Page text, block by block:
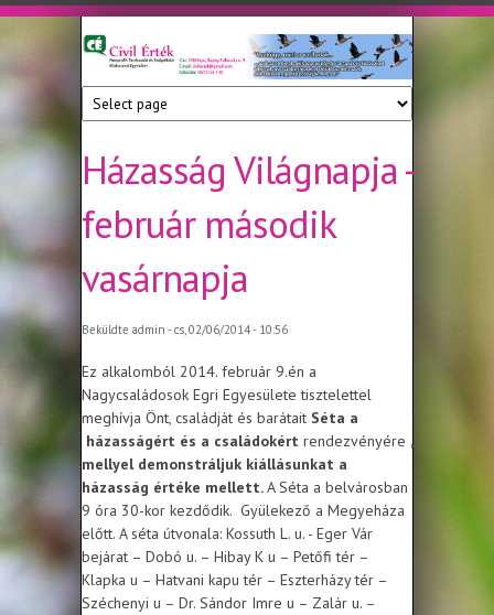
Ugrás a tartalomra
Civil
Érték
Nonprofit
Tanácsadó
és
Közhasznú
Házasság Világnapja -
február második
vasárnapja
Beküldte admin - cs, 02/06/2014 - 10:56
Ez alkalomból 2014. február 9.én a
Nagycsaládosok Egri Egyesülete tisztelettel
meghívja Önt, családját és barátait Séta a
házasságért és a családokért rendezvényére ,
mellyel demonstráljuk kiállásunkat a
házasság értéke mellett.A Séta a belvárosban
9 óra 30-kor kezdődik. Gyülekező a Megyeháza
előtt. A séta útvonala: Kossuth L. u. - Eger Vár
bejárat – Dobó u. – Hibay K u – Petőfi tér –
Klapka u – Hatvani kapu tér – Eszterházy tér –
Széchenyi u – Dr. Sándor Imre u – Zalár u. –